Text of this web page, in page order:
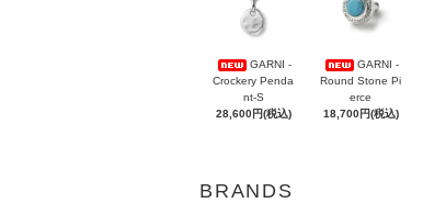
GARNI -
Crockery Penda
nt-S
28,600円(税込)
GARNI -
Round Stone Pi
erce
18,700円(税込)
BRANDS